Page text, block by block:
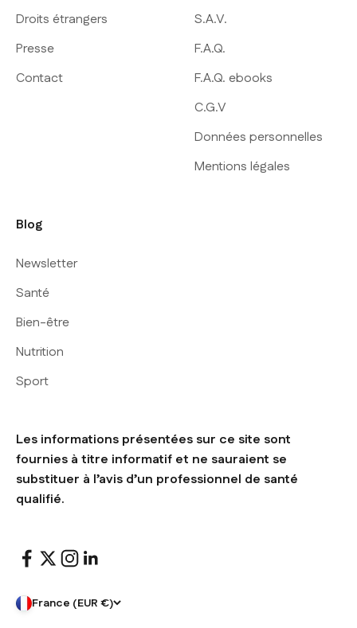
Droits étrangers
Presse
Contact
S.A.V.
F.A.Q.
F.A.Q. ebooks
C.G.V
Données personnelles
Mentions légales
Blog
Newsletter
Santé
Bien-être
Nutrition
Sport
Les informations présentées sur ce site sont
fournies à titre informatif et ne sauraient se
substituer à l’avis d’un professionnel de santé
qualifié.
France (EUR €)